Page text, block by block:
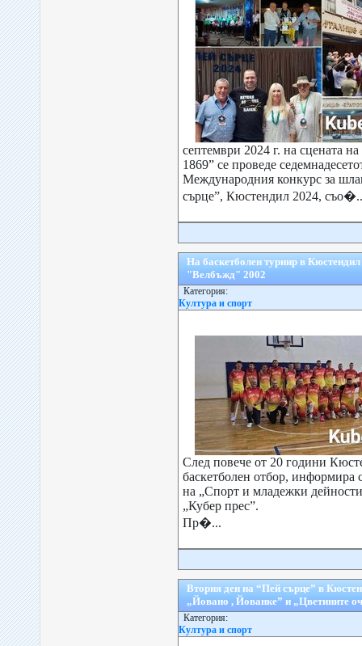
септември 2024 г. на сцената
1869” се проведе
Международния конкурс за
сърце”, Кюстендил 2024,
На баскетболен турнир в
"Велбъжд" 2002
Категория:
Култура и спорт
След повече от 20 години
баскетболен отбор, информира
на „Спорт и младежки
„Кубер прес”.
Пр�...
Втория ден на “Пей сърце” в
„Йовано , Йованке” и „Цветините
Категория:
Култура и спорт